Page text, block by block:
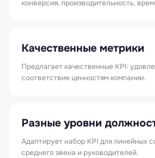
конверсия, производительность,
Качественные метрики
Предлагает качественные KPI:
соответствие ценностям компании.
Разные уровни
Адаптирует набор KPI для линейных
среднего звена и руководителей.